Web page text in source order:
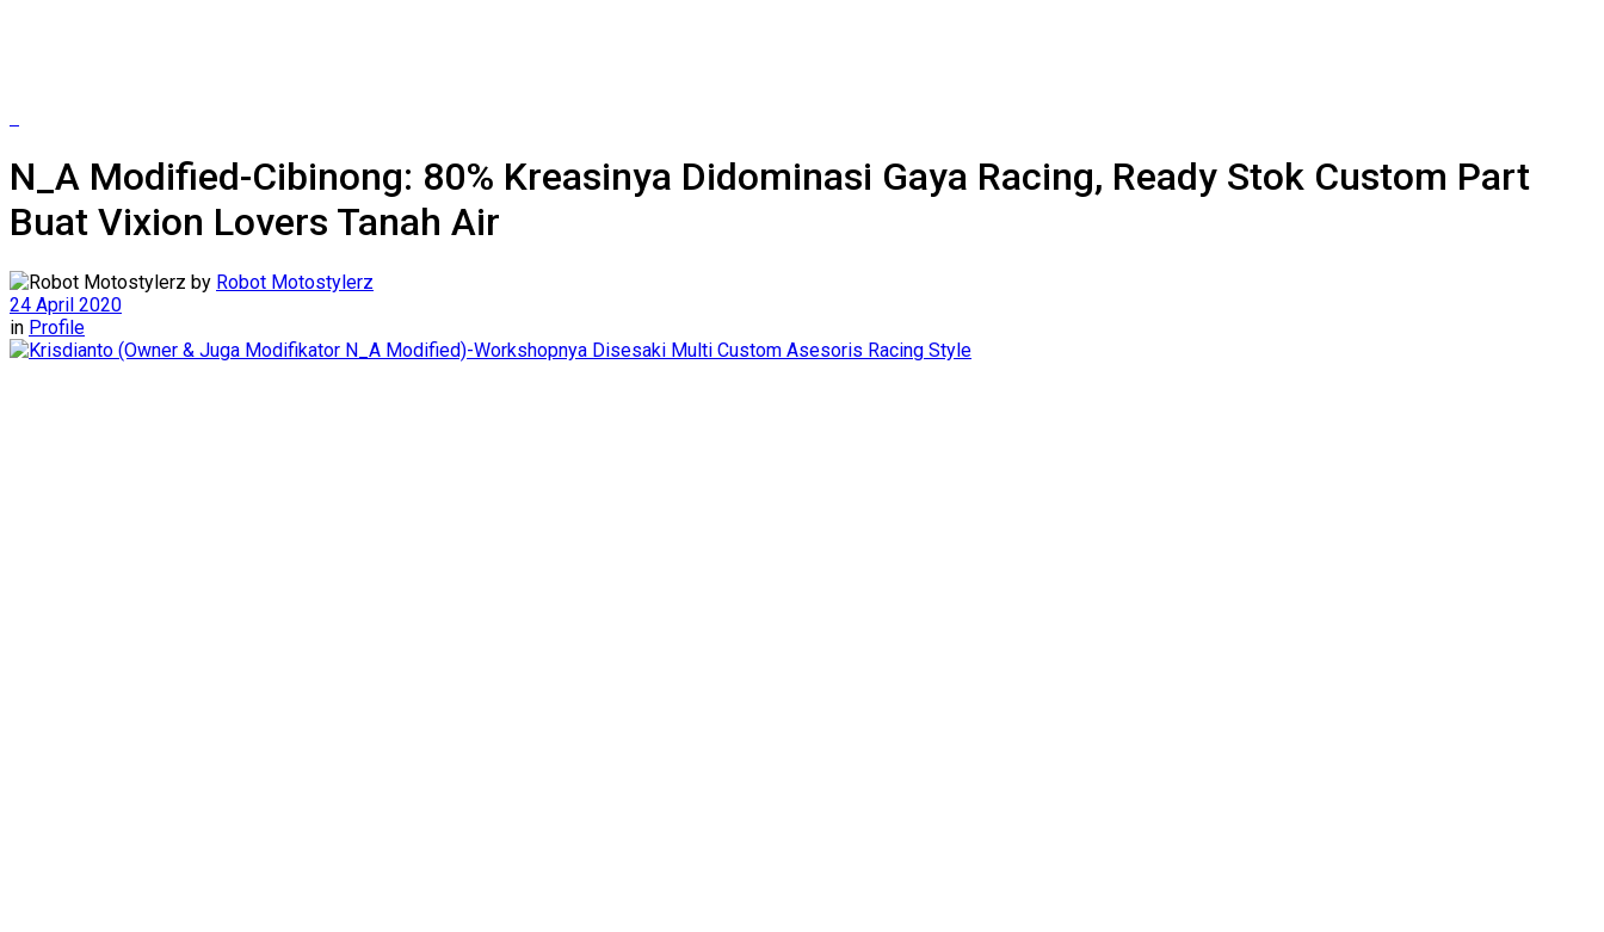
N_A Modified-Cibinong: 80% Kreasinya Didominasi Gaya Racing, Ready Stok Custom Part
Buat Vixion Lovers Tanah Air
by Robot Motostylerz
24 April 2020
in Profile